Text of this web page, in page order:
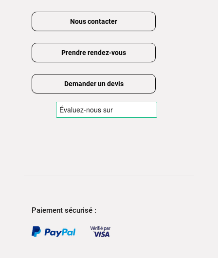
Nous contacter
Prendre rendez-vous
Demander un devis
Paiement sécurisé :